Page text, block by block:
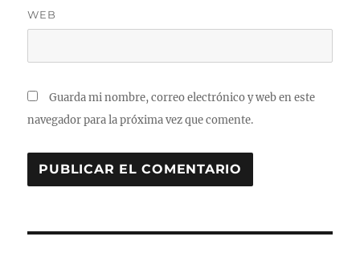
WEB
Guarda mi nombre, correo electrónico y web en este
navegador para la próxima vez que comente.